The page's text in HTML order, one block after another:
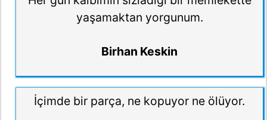
yaşamaktan yorgunum.
Birhan Keskin
İçimde bir parça, ne kopuyor ne ölüyor.